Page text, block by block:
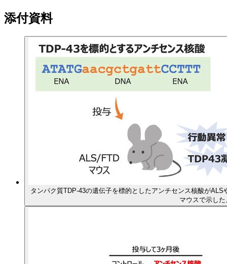
添付資料
タンパク質TDP-43の遺伝子を標的としたアンチセンス核酸が
マウスで示した